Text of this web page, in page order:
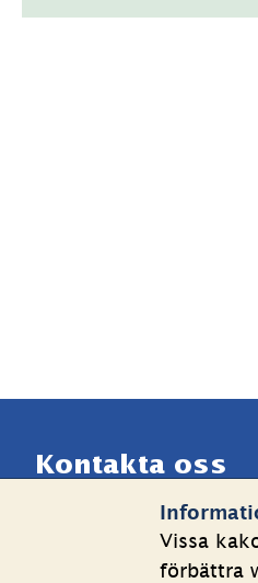
Vissa
förbättra
Kontakta oss
Telefon växel: 08-508
info@shk.se